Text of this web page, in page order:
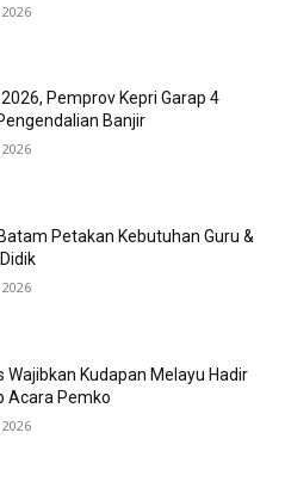
Pemprov Kepri Garap 4
Banjir
Petakan Kebutuhan Guru &
Wajibkan Kudapan Melayu Hadir
Acara Pemko